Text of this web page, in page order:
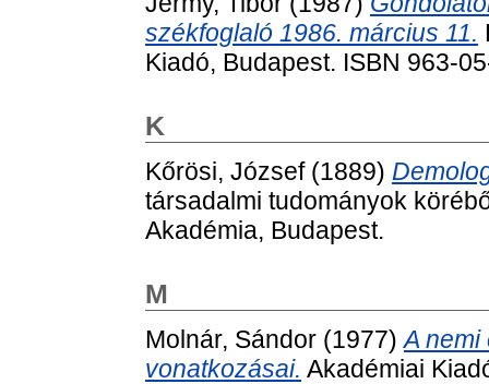
székfoglaló 1986. március 11.
Kiadó, Budapest. ISBN 963-
K
Kőrösi, József(1889)
társadalmi tudományok
Akadémia, Budapest.
M
Molnár, Sándor (1977)A
vonatkozásai. Akadémiai